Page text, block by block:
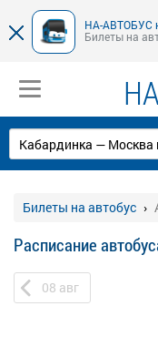
НА-АВТОБУС
Билеты на
Билеты на автобус
Расписание
08 авг